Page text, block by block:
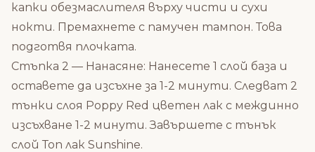
капки обезмаслителя върху чисти и сухи
нокти. Премахнете с памучен тампон. Това
подготвя плочката.
Стъпка 2 — Нанасяне: Нанесете 1 слой база и
оставете да изсъхне за 1-2 минути. Следват 2
тънки слоя Poppy Red цветен лак с междинно
изсъхване 1-2 минути. Завършете с тънък
слой Топ лак Sunshine.